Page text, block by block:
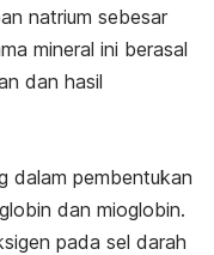
natrium sebesar
mineral ini berasal
dan hasil
dalam pembentukan
dan mioglobin.
pada sel darah